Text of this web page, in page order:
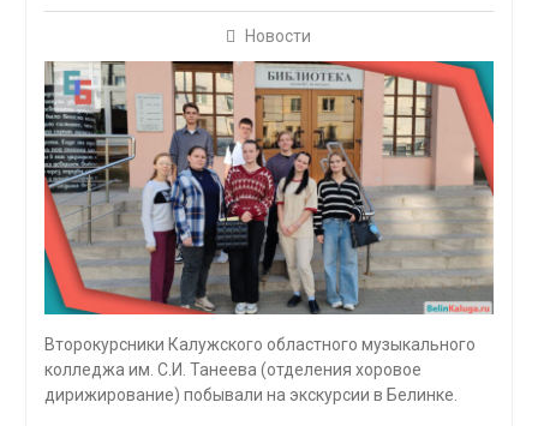
Новости
Второкурсники Калужского областного музыкального
колледжа им. С.И. Танеева (отделения хоровое
дирижирование) побывали на экскурсии в Белинке.